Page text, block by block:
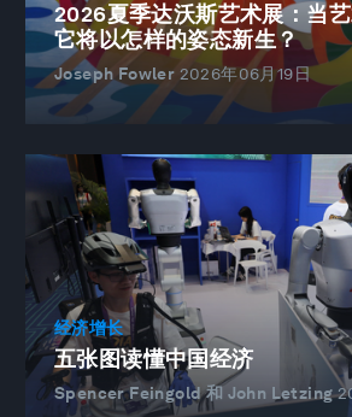
2026夏季达沃斯艺术展：当
它将以怎样的姿态新生？
Joseph Fowler 2026年06月19日
经济增长
五张图读懂中国经济
Spencer Feingold 和 John Letzing